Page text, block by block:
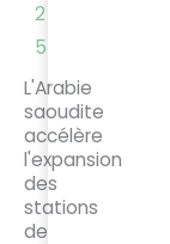
2
5
L'Arabie
saoudite
accélère
l'expansion
des
stations
de